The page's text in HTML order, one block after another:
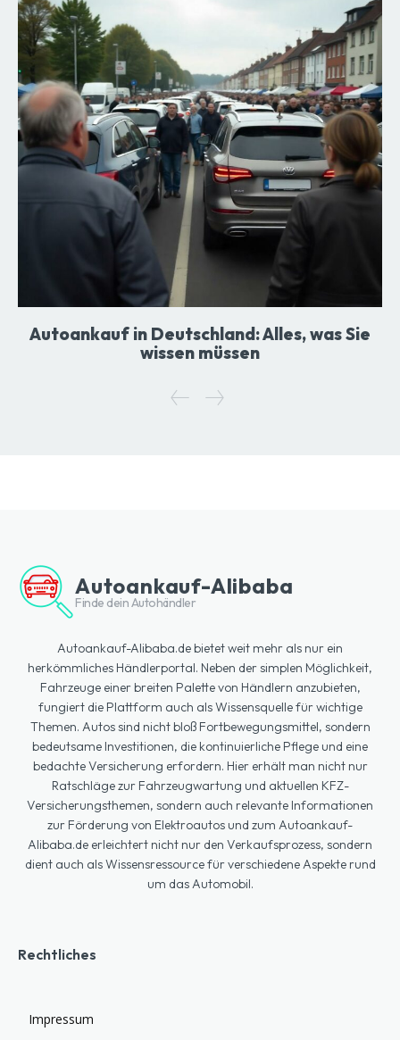
Autoankauf in Deutschland: Alles, was Sie
wissen müssen
Autoankauf-Alibaba
Finde dein Autohändler
Autoankauf-Alibaba.de bietet weit mehr als nur ein
herkömmliches Händlerportal. Neben der simplen Möglichkeit,
Fahrzeuge einer breiten Palette von Händlern anzubieten,
fungiert die Plattform auch als Wissensquelle für wichtige
Themen. Autos sind nicht bloß Fortbewegungsmittel, sondern
bedeutsame Investitionen, die kontinuierliche Pflege und eine
bedachte Versicherung erfordern. Hier erhält man nicht nur
Ratschläge zur Fahrzeugwartung und aktuellen KFZ-
Versicherungsthemen, sondern auch relevante Informationen
zur Förderung von Elektroautos und zum Autoankauf-
Alibaba.de erleichtert nicht nur den Verkaufsprozess, sondern
dient auch als Wissensressource für verschiedene Aspekte rund
um das Automobil.
Rechtliches
Impressum